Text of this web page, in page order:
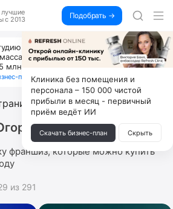
лучшие
с 2013
Подобрать →
где не колют и не режут,
лица руками и в первый же год
млн
план ↓
2
франшиз, которые можно купить
из 291
Клиника без помещения и
персонала – 150 000 чистой
прибыли в месяц - первичный
приём ведёт ИИ
Скачать бизнес-план Скрыть